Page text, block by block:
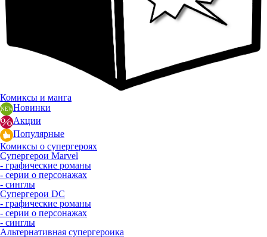
Комиксы и манга
Новинки
Акции
Популярные
Комиксы о супергероях
Супергерои Marvel
- графические романы
- серии о персонажах
- синглы
Супергерои DC
- графические романы
- серии о персонажах
- синглы
Альтернативная супергероика